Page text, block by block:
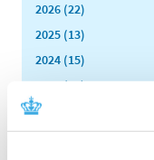
2026 (22)
2025 (13)
2024 (15)
2023 (18)
2022 (10)
november (1)